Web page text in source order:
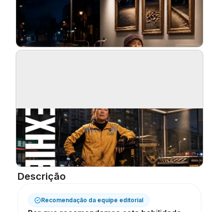
Descrição
Recomendação da equipe editorial